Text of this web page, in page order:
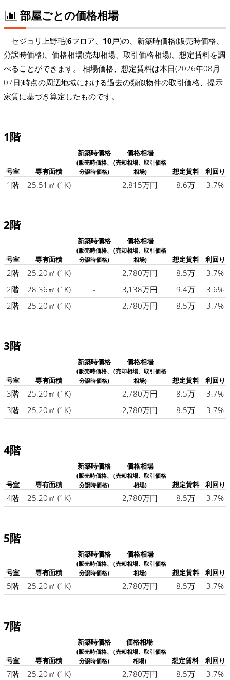
部屋ごとの価格相場
セジョリ上野毛(6フロア、 10戸)の、新築時価格(販売時価格、
分譲時価格)、価格相場(売却相場、取引価格相場)、想定賃料を調
べることができます。 相場価格、想定賃料は本日(2026年08月
07日)時点の周辺地域における過去の類似物件の取引価格、提示
家賃に基づき算定したものです。
1階
号室 専有面積
新築時価格
(販売時価格、
分譲時価格)
価格相場
(売却相場、取引価格
相場)
想定賃料 利回り
1階 25.51㎡ (1K) - 2,815万円 8.6万 3.7%
2階
号室 専有面積
新築時価格
(販売時価格、
分譲時価格)
価格相場
(売却相場、取引価格
相場)
想定賃料 利回り
2階 25.20㎡ (1K) - 2,780万円 8.5万
3.7%
2階
28.36㎡ (1K) - 3,138万円 9.4万
3.6%
2階
25.20㎡ (1K) - 2,780万円 8.5万 3.7%
3階
号室 専有面積
新築時価格
(販売時価格、
分譲時価格)
価格相場
(売却相場、取引価格
相場)
想定賃料 利回り
3階 25.20㎡ (1K) - 2,780万円 8.5万
3.7%
3階
25.20㎡ (1K) - 2,780万円 8.5万 3.7%
4階
号室 専有面積
新築時価格
(販売時価格、
分譲時価格)
価格相場
(売却相場、取引価格
相場)
想定賃料 利回り
4階 25.20㎡ (1K) - 2,780万円 8.5万 3.7%
5階
号室 専有面積
新築時価格
(販売時価格、
分譲時価格)
価格相場
(売却相場、取引価格
相場)
想定賃料 利回り
5階 25.20㎡ (1K) - 2,780万円 8.5万 3.7%
7階
号室 専有面積
新築時価格
(販売時価格、
分譲時価格)
価格相場
(売却相場、取引価格
相場)
想定賃料 利回り
7階 25.20㎡ (1K) - 2,780万円 8.5万
3.7%